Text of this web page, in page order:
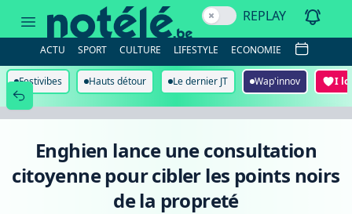
lance
consultation
citoyenne
pour
cibler
points
noirs
propreté
REPLAY
ACTU SPORT CULTURE LIFESTYLE ECONOMIE
Festivibes Hauts détour Le dernier JT Wap'innov I
Enghien lance une consultation
citoyenne pour cibler les points noirs
de la propreté